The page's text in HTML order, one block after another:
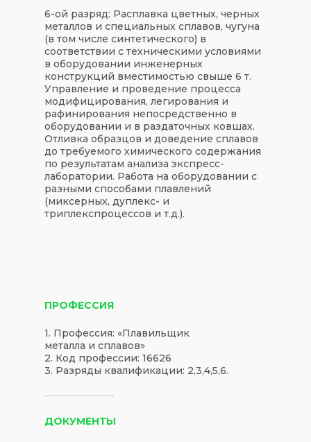
6-ой разряд: Расплавка цветных, черных
металлов и специальных сплавов, чугуна
(в том числе синтетического) в
соответствии с техническими условиями
в оборудовании инженерных
конструкций вместимостью свыше 6 т.
Управление и проведение процесса
модифицирования, легирования и
рафинирования непосредственно в
оборудовании и в раздаточных ковшах.
Отливка образцов и доведение сплавов
до требуемого химического содержания
по результатам анализа экспресс-
лаборатории. Работа на оборудовании с
разными способами плавлений
(миксерных, дуплекс- и
триплекспроцессов и т.д.).
ПРОФЕССИЯ
ДОКУМЕНТЫ
1. Профессия: «Плавильщик
металла и сплавов»
2. Код профессии: 16626
3. Разряды квалификации: 2,3,4,5,6.